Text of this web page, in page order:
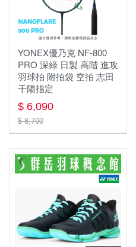
年度出清
✧٩ 優惠服飾 و✧
⏦ MIZUNO服飾 ⏦
群岳嚴選 ⌔F4自有品牌⌔
服飾
男上衣
女上衣
男下著
慢跑鞋
羽球鞋
YONEX優乃克
MIZUNO美津濃
羽球拍
羽球線
運動包款
鞋袋
配件
YONEX優乃克 NF-800
PRO 深綠 日製 高階 進攻
羽球拍 附拍袋 空拍 志田
千陽指定
$ 6,090
$ 8,700